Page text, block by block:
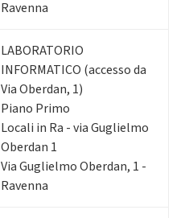
Ravenna
LABORATORIO
INFORMATICO (accesso da
Via Oberdan, 1)
Piano Primo
Locali in Ra - via Guglielmo
Oberdan 1
Via Guglielmo Oberdan, 1 -
Ravenna